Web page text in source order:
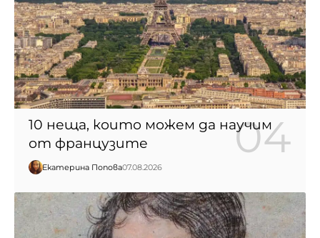
10 неща, които можем да научим
от французите
Екатерина Попова07.08.2026